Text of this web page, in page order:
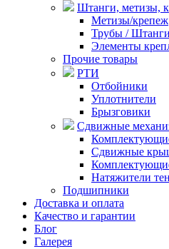
Штанги, метизы,
Метизы/крепеж
Трубы / Штанги
Элементы
Прочие товары
РТИ
Отбойники
Уплотнители
Брызговики
Сдвижные
Сдвижные
Натяжители
Подшипники
Доставка и оплата
Качество и гарантии
Блог
Галерея